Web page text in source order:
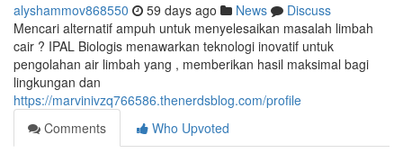
alyshammov868550 59 days ago News
Discuss
Mencari alternatif ampuh untuk menyelesaikan masalah limbah
cair ? IPAL Biologis menawarkan teknologi inovatif untuk
pengolahan air limbah yang , memberikan hasil maksimal bagi
lingkungan dan
https://marvinivzq766586.thenerdsblog.com/profile
Comments
Who Upvoted